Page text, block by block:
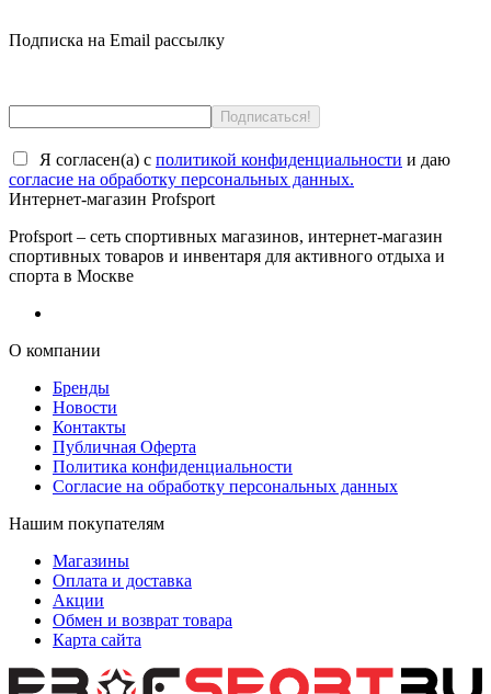
Подписка на Email рассылку
Я согласен(a) с политикой конфиденциальности и даю
согласие на обработку персональных данных.
Интернет-магазин Profsport
Profsport – сеть спортивных магазинов, интернет-магазин
спортивных товаров и инвентаря для активного отдыха и
спорта в Москве
О компании
Бренды
Новости
Контакты
Публичная Оферта
Политика конфиденциальности
Согласие на обработку персональных данных
Нашим покупателям
Магазины
Оплата и доставка
Акции
Обмен и возврат товара
Карта сайта